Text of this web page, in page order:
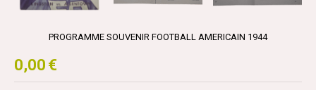
PROGRAMME SOUVENIR FOOTBALL AMERICAIN 1944
0,00 €